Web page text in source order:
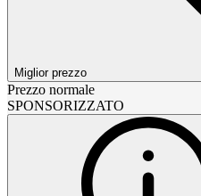
Miglior prezzo
Prezzo normale
SPONSORIZZATO